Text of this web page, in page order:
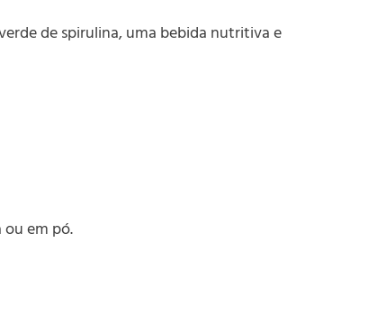
de spirulina, uma bebida nutritiva e
ou em pó.